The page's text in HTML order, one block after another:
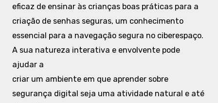
eficaz de ensinar às crianças boas práticas para a
criação de senhas seguras, um conhecimento
essencial para a navegação segura no ciberespaço.
A sua natureza interativa e envolvente pode
ajudar a
criar um ambiente em que aprender sobre
segurança digital seja uma atividade natural e até